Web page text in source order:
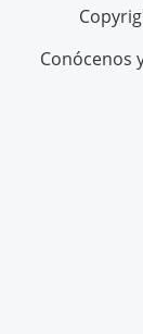
Conócenos